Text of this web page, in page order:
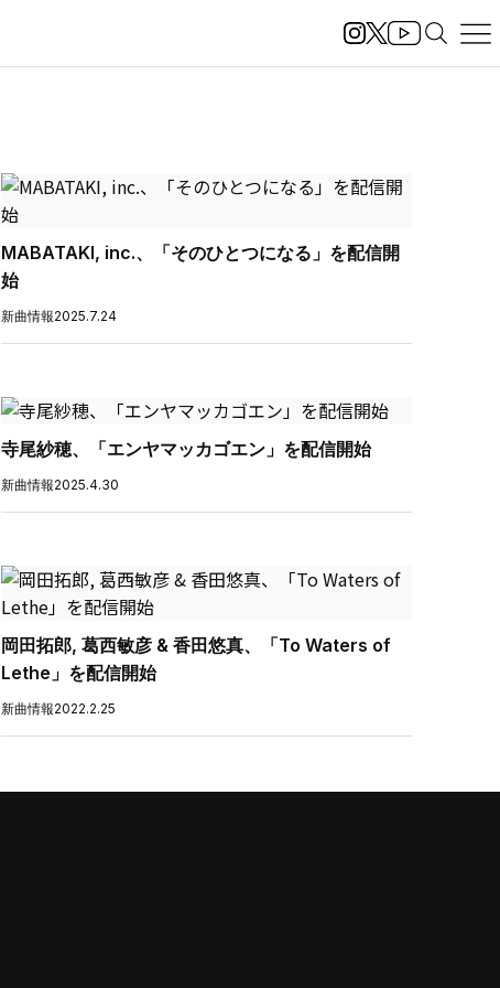
MABATAKI, inc.、「そのひとつになる」を配信開
始
新曲情報2025.7.24
寺尾紗穂、「エンヤマッカゴエン」を配信開始
新曲情報2025.4.30
岡田拓郎, 葛西敏彦 & 香田悠真、「To Waters of
Lethe」を配信開始
新曲情報2022.2.25